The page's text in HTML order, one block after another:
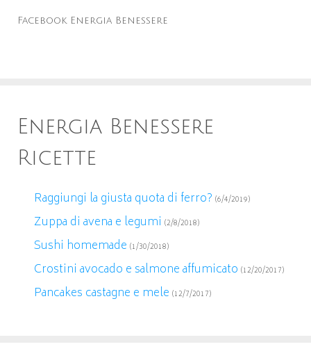
Facebook Energia Benessere
Energia Benessere
Ricette
Raggiungi la giusta quota di ferro? (6/4/2019)
Zuppa di avena e legumi (2/8/2018)
Sushi homemade (1/30/2018)
Crostini avocado e salmone affumicato (12/20/2017)
Pancakes castagne e mele (12/7/2017)